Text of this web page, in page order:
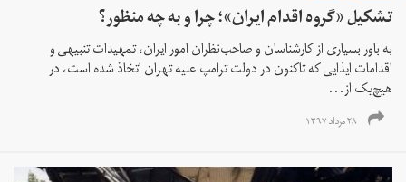
تشکیل «گروه اقدام ایران»؛ چرا و به چه منظور؟
به باور بسیاری از کارشناسان و صاحب‌نظران امور ایران، تمهیدات تنبیهی و
اقدامات ایذایی که تاکنون در دولت ترامپ علیه تهران اتخاذ شده است، در
هیچ‌یک از...
۲۸ مرداد ۱۳۹۷